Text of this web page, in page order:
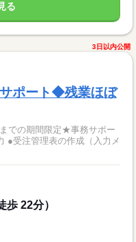
る
3日以内公開
サポート◆残業ほぼ
での期間限定★事務サポー
●受注管理表の作成（入力メ
22分）